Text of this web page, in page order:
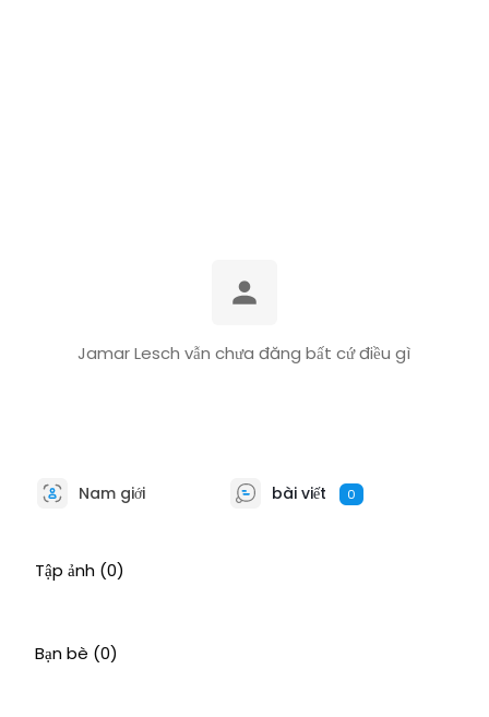
Jamar Lesch vẫn chưa đăng bất cứ điều gì
Nam giới bài viết 0
Tập ảnh (0)
Bạn bè (0)